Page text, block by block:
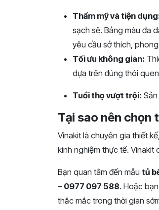
Thẩm mỹ và tiện
sạch sẽ. Bảng màu đa
yêu cầu sở thích,
Tối ưu không gian:
dựa trên đúng thói
Tuổi thọ vượt trội:
Tại sao nên chọn
Vinakit là chuyên gia thiết
kinh nghiệm thực tế. Vinakit
Bạn quan tâm đến mẫu tủ
– 0977 097 588. Hoặc
thắc mắc trong thời gian